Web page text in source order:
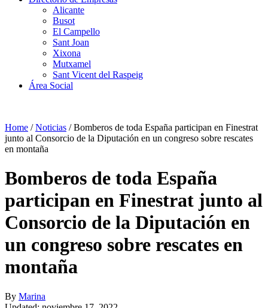
Alicante
Busot
El Campello
Sant Joan
Xixona
Mutxamel
Sant Vicent del Raspeig
Área Social
Home /Noticias /Bomberos de toda España participan en Finestrat
junto al Consorcio de la Diputación en un congreso sobre rescates
en montaña
Bomberos de toda España
participan en Finestrat junto al
Consorcio de la Diputación en
un congreso sobre rescates en
montaña
By Marina